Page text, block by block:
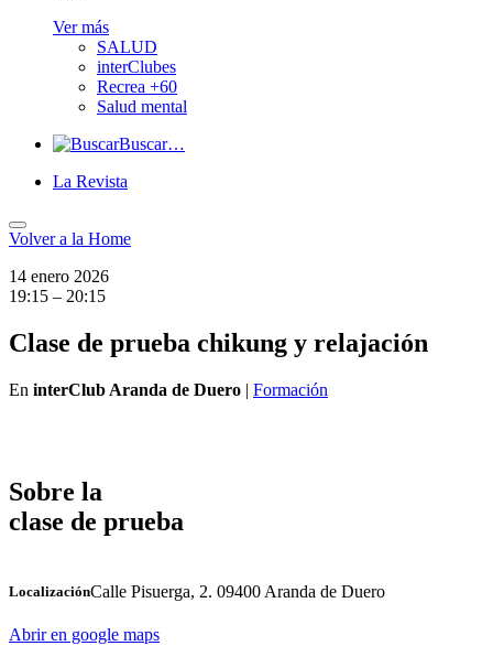
Ver más
SALUD
interClubes
Recrea +60
Salud mental
Buscar…
La Revista
Volver a la Home
14 enero 2026
19:15 – 20:15
Clase de prueba chikung y relajación
En interClub Aranda de Duero | Formación
Sobre la
clase de prueba
LocalizaciónCalle Pisuerga, 2. 09400 Aranda de Duero
Abrir en google maps